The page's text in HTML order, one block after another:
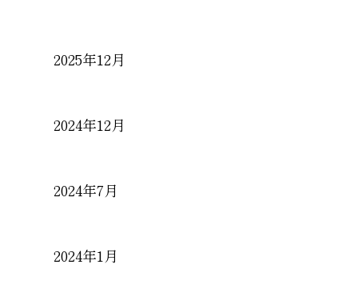
2025年12月
2024年12月
2024年7月
2024年1月